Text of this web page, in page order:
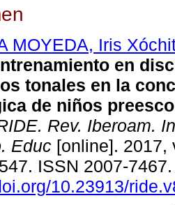
MOYEDA, Iris
en
tonales en la
de niños
Rev. Iberoam.
Educ [online]. 2017,
ISSN 2007-
10.23913/